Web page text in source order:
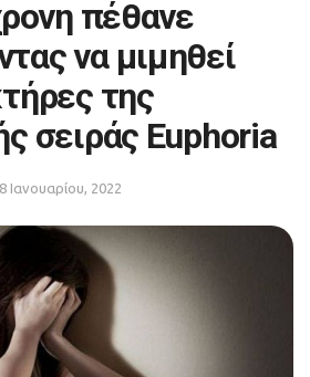
πέθανε
να μιμηθεί
της
σειράς Euphoria
Ιανουαρίου, 2022